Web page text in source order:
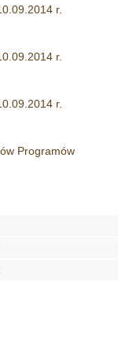
r.
r.
r.
Programów